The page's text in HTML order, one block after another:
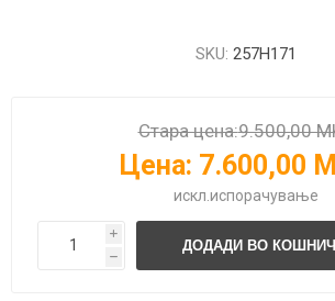
SKU: 257H171
Стара цена:9.500,00
Цена: 7.600,00
искл. испорачување
i
h